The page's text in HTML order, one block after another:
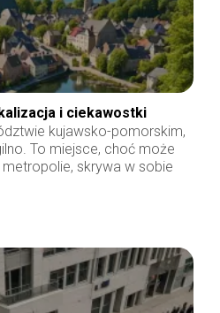
i ciekawostki
kujawsko-pomorskim,
To miejsce, choć może
skrywa w sobie